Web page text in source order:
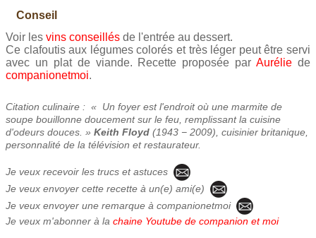
Conseil
Voir les vins conseillés de l'entrée au dessert.
Ce clafoutis aux légumes colorés et très léger peut être servi
avec un plat de viande. Recette proposée parAurélie de
companionetmoi.
Citation culinaire : « Un foyer est l'endroit où une marmite de
soupe bouillonne doucement sur le feu, remplissant la cuisine
d'odeurs douces. » Keith Floyd (1943 − 2009), cuisinier britanique,
personnalité de la télévision et restaurateur.
Je veux recevoir les trucs et astuces
Je veux envoyer cette recette à un(e) ami(e)
Je veux envoyer une remarque à companionetmoi
Je veux m'abonner à la chaine Youtube de companion et moi